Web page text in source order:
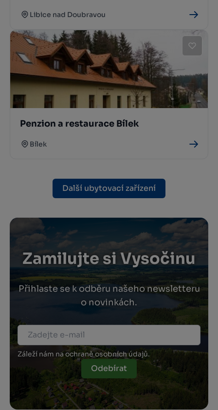
Libice nad Doubravou
Penzion a restaurace Bílek
Bílek
Další ubytovací zařízení
Zamilujte si Vysočinu
Přihlaste se k odběru našeho newsletteru
o novinkách.
Záleží nám na ochraně osobních údajů.
Odebírat